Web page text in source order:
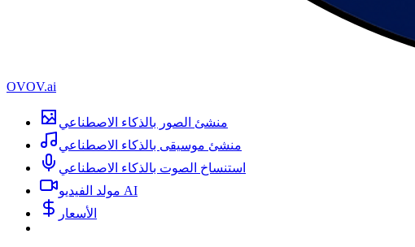
OVOV.ai
منشئ الصور بالذكاء الاصطناعي
منشئ موسيقى بالذكاء الاصطناعي
استنساخ الصوت بالذكاء الاصطناعي
مولد الفيديو AI
الأسعار